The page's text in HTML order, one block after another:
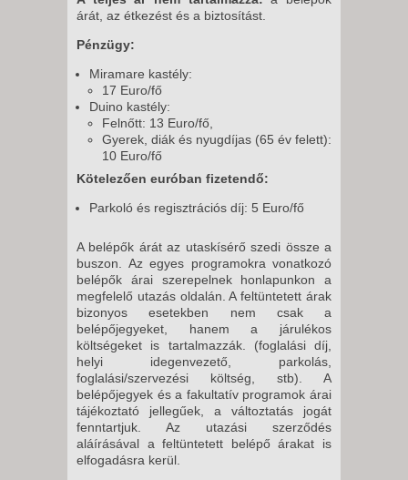
árát, az étkezést és a biztosítást.
Pénzügy:
Miramare kastély:
17 Euro/fő
Duino kastély:
Felnőtt: 13 Euro/fő,
Gyerek, diák és nyugdíjas (65 év felett):
10 Euro/fő
Kötelezően euróban fizetendő:
Parkoló és regisztrációs díj: 5 Euro/fő
A belépők árát az utaskísérő szedi össze a
buszon. Az egyes programokra vonatkozó
belépők árai szerepelnek honlapunkon a
megfelelő utazás oldalán. A feltüntetett árak
bizonyos esetekben nem csak a
belépőjegyeket, hanem a járulékos
költségeket is tartalmazzák. (foglalási díj,
helyi idegenvezető, parkolás,
foglalási/szervezési költség, stb). A
belépőjegyek és a fakultatív programok árai
tájékoztató jellegűek, a változtatás jogát
fenntartjuk. Az utazási szerződés
aláírásával a feltüntetett belépő árakat is
elfogadásra kerül.